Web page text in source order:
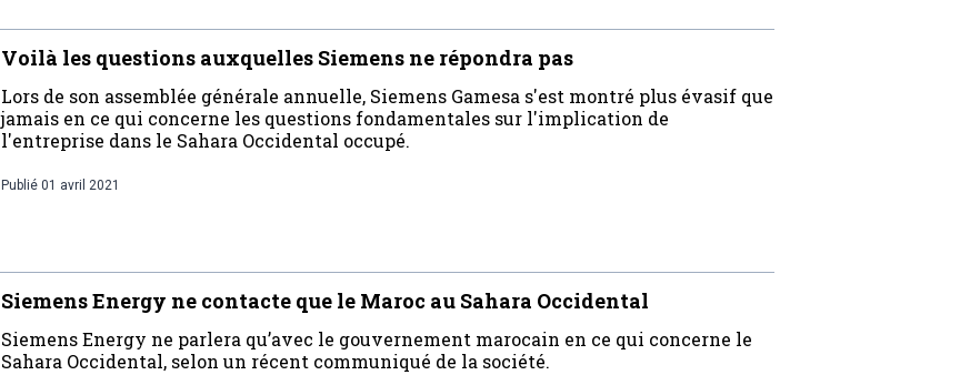
Voilà les questions auxquelles Siemens ne répondra pas
Lors de son assemblée générale annuelle, Siemens Gamesa s'est montré plus évasif que
jamais en ce qui concerne les questions fondamentales sur l'implication de
l'entreprise dans le Sahara Occidental occupé.
Publié 01 avril 2021
Siemens Energy ne contacte que le Maroc au Sahara Occidental
Siemens Energy ne parlera qu’avec le gouvernement marocain en ce qui concerne le
Sahara Occidental, selon un récent communiqué de la société.